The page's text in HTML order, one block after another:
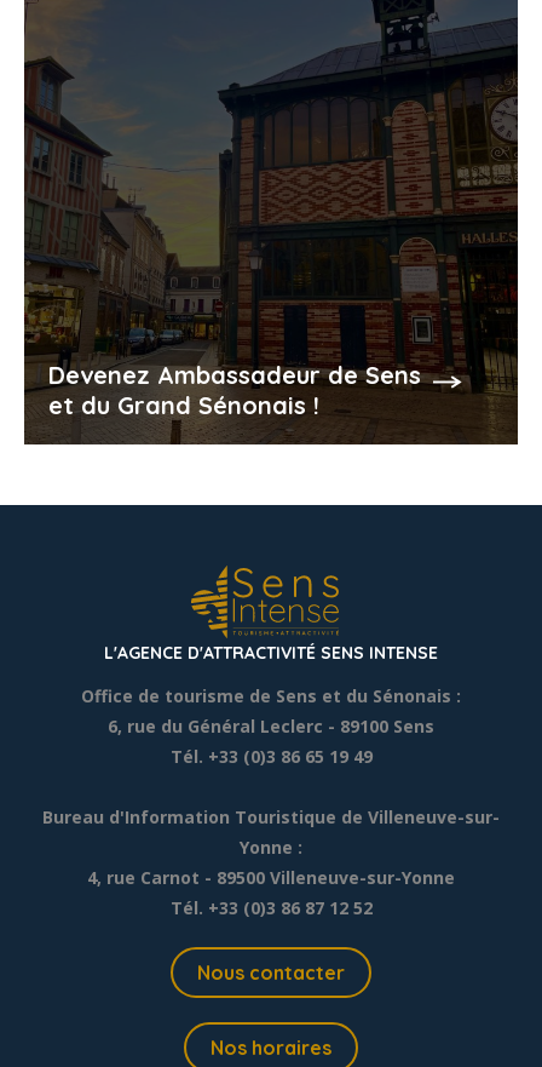
Devenez Ambassadeur de Sens
et du Grand Sénonais !
L'AGENCE D'ATTRACTIVITÉ SENS INTENSE
Office de tourisme de Sens et du Sénonais :
6, rue du Général Leclerc - 89100 Sens
Tél. +33 (0)3 86 65 19 49
Bureau d'Information Touristique de Villeneuve-sur-
Yonne :
4, rue Carnot - 89500 Villeneuve-sur-Yonne
Tél. +33 (0)3 86 87 12 52
Nous contacter
Nos horaires